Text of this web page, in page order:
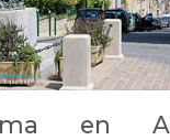
en